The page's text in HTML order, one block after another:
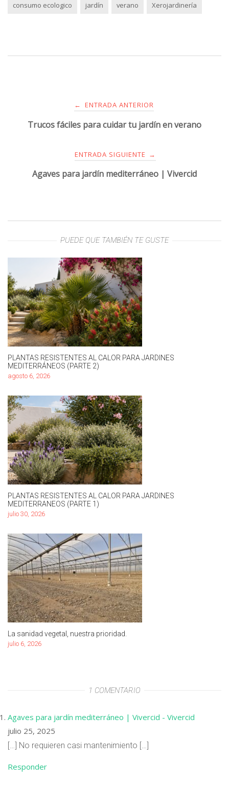
consumo ecologico jardín verano Xerojardinería
← ENTRADA ANTERIOR
Trucos fáciles para cuidar tu jardín en verano
ENTRADA SIGUIENTE →
Agaves para jardín mediterráneo | Vivercid
PUEDE QUE TAMBIÉN TE GUSTE
PLANTAS RESISTENTES AL CALOR PARA JARDINES
MEDITERRÁNEOS (PARTE 2)
agosto 6, 2026
PLANTAS RESISTENTES AL CALOR PARA JARDINES
MEDITERRANEOS (PARTE 1)
julio 30, 2026
La sanidad vegetal, nuestra prioridad.
julio 6, 2026
1 COMENTARIO
Agaves para jardín mediterráneo | Vivercid - Vivercid
julio 25, 2025
[…] No requieren casi mantenimiento […]
Responder